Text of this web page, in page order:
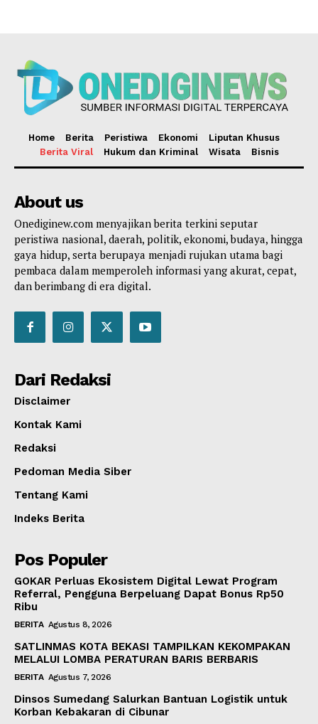
Home Berita Peristiwa Ekonomi
Liputan Khusus
Berita Viral
Hukum dan Kriminal Wisata Bisnis
About us
Onediginew.com menyajikan berita terkini seputar
peristiwa nasional, daerah, politik, ekonomi, budaya, hingga
gaya hidup, serta berupaya menjadi rujukan utama bagi
pembaca dalam memperoleh informasi yang akurat, cepat,
dan berimbang di era digital.
Dari Redaksi
Disclaimer
Kontak Kami
Redaksi
Pedoman Media Siber
Tentang Kami
Indeks Berita
Pos Populer
GOKAR Perluas Ekosistem Digital Lewat Program
Referral, Pengguna Berpeluang Dapat Bonus Rp50
Ribu
BERITA Agustus 8, 2026
SATLINMAS KOTA BEKASI TAMPILKAN KEKOMPAKAN
MELALUI LOMBA PERATURAN BARIS BERBARIS
BERITA Agustus 7, 2026
Dinsos Sumedang Salurkan Bantuan Logistik untuk
Korban Kebakaran di Cibunar